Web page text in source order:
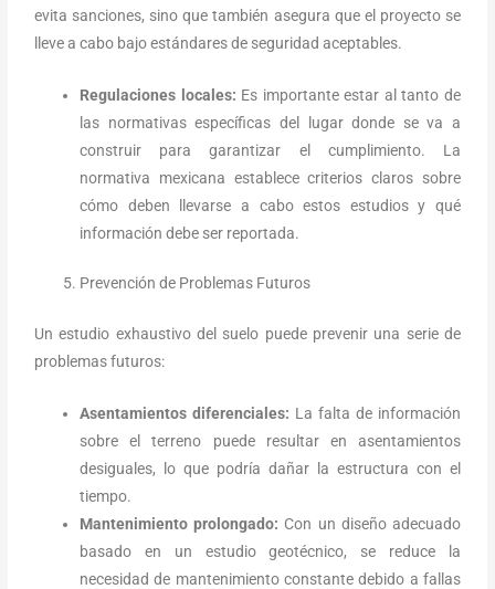
evita sanciones, sino que también asegura que el proyecto se
lleve a cabo bajo estándares de seguridad aceptables.
Regulaciones locales: Es importante estar al tanto de
las normativas específicas del lugar donde se va a
construir para garantizar el cumplimiento. La
normativa mexicana establece criterios claros sobre
cómo deben llevarse a cabo estos estudios y qué
información debe ser reportada.
Prevención de Problemas Futuros
Un estudio exhaustivo del suelo puede prevenir una serie de
problemas futuros:
Asentamientos diferenciales: La falta de información
sobre el terreno puede resultar en asentamientos
desiguales, lo que podría dañar la estructura con el
tiempo.
Mantenimiento prolongado: Con un diseño adecuado
basado en un estudio geotécnico, se reduce la
necesidad de mantenimiento constante debido a fallas